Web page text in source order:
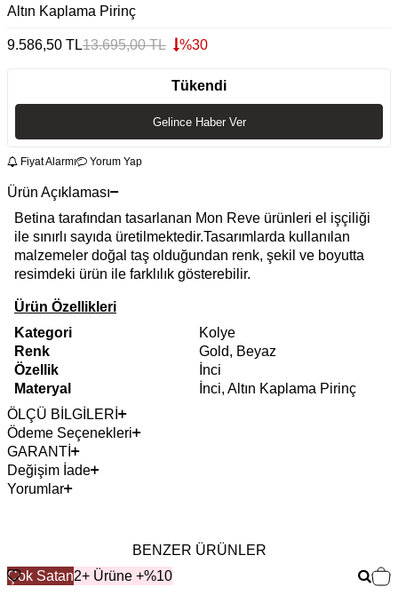
Altın Kaplama Pirinç
9.586,50 TL13.695,00TL %30
Tükendi
Gelince Haber Ver
Fiyat Alarmı Yorum Yap
Ürün Açıklaması
Betina tarafından tasarlanan Mon Reve ürünleri el işçiliği
ile sınırlı sayıda üretilmektedir.Tasarımlarda kullanılan
malzemeler doğal taş olduğundan renk, şekil ve boyutta
resimdeki ürün ile farklılık gösterebilir.
Ürün Özellikleri
Kategori
Kolye
Renk
Gold, Beyaz
Özellik
İnci
Materyal
İnci, Altın Kaplama Pirinç
ÖLÇÜ BİLGİLERİ
Ödeme Seçenekleri
GARANTİ
Değişim İade
Yorumlar
BENZER ÜRÜNLER
Çok Satan2+ Ürüne +%10